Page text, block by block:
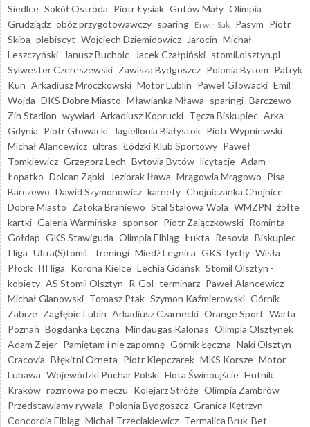
Siedlce Sokół Ostróda Piotr Łysiak Gutów Mały Olimpia
Grudziądz obóz przygotowawczy sparing Erwin Sak Pasym Piotr
Skiba plebiscyt Wojciech Dziemidowicz Jarocin Michał
Leszczyński
Janusz Bucholc Jacek Czałpiński stomil.olsztyn.pl
Sylwester Czereszewski Zawisza Bydgoszcz Polonia Bytom Patryk
Kun Arkadiusz Mroczkowski Motor Lublin Paweł Głowacki Emil
Wojda DKS Dobre Miasto Mławianka Mława sparingi Barczewo
Zin Stadion wywiad Arkadiusz Koprucki Tęcza Biskupiec Arka
Gdynia Piotr Głowacki Jagiellonia Białystok Piotr Wypniewski
Michał Alancewicz ultras Łódzki Klub Sportowy Paweł
Tomkiewicz Grzegorz Lech Bytovia Bytów licytacje Adam
Łopatko Dolcan Ząbki Jeziorak Iława Mrągowia Mrągowo Pisa
Barczewo Dawid Szymonowicz karnety Chojniczanka Chojnice
Dobre Miasto Zatoka Braniewo Stal Stalowa Wola WMZPN żółte
kartki Galeria Warmińska sponsor Piotr Zajączkowski Rominta
Gołdap GKS Stawiguda Olimpia Elbląg Łukta Resovia Biskupiec
I liga Ultra(S)tomiL treningi Miedź Legnica GKS Tychy Wisła
Płock III liga Korona Kielce Lechia Gdańsk Stomil Olsztyn -
kobiety AS Stomil Olsztyn R-Gol terminarz Paweł Alancewicz
Michał Glanowski Tomasz Ptak Szymon Kaźmierowski Górnik
Zabrze Zagłębie Lubin Arkadiusz Czarnecki Orange Sport Warta
Poznań Bogdanka Łęczna Mindaugas Kalonas Olimpia Olsztynek
Adam Zejer Pamiętam i nie zapomnę Górnik Łęczna Naki Olsztyn
Cracovia Błękitni Orneta Piotr Klepczarek MKS Korsze Motor
Lubawa Wojewódzki Puchar Polski Flota Świnoujście Hutnik
Kraków rozmowa po meczu Kolejarz Stróże Olimpia Zambrów
Przedstawiamy rywala Polonia Bydgoszcz Granica Kętrzyn
Concordia Elbląg Michał Trzeciakiewicz Termalica Bruk-Bet